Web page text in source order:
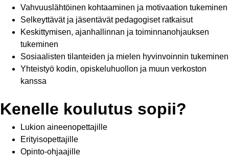
Vahvuuslähtöinen kohtaaminen ja motivaation tukeminen
Selkeyttävät ja jäsentävät pedagogiset ratkaisut
Keskittymisen, ajanhallinnan ja toiminnanohjauksen
tukeminen
Sosiaalisten tilanteiden ja mielen hyvinvoinnin tukeminen
Yhteistyö kodin, opiskeluhuollon ja muun verkoston
kanssa
Kenelle koulutus sopii?
Lukion aineenopettajille
Erityisopettajille
Opinto-ohjaajille